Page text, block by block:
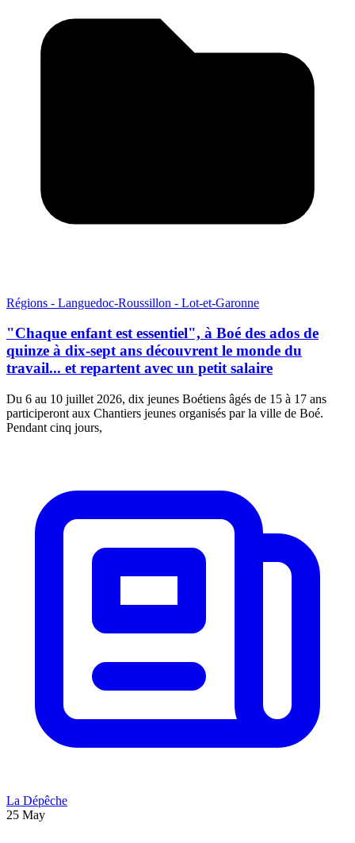
Régions - Languedoc-Roussillon - Lot-et-Garonne
"Chaque enfant est essentiel", à Boé des ados de
quinze à dix-sept ans découvrent le monde du
travail... et repartent avec un petit salaire
Du 6 au 10 juillet 2026, dix jeunes Boétiens âgés de 15 à 17 ans
participeront aux Chantiers jeunes organisés par la ville de Boé.
Pendant cinq jours,
La Dépêche
25 May